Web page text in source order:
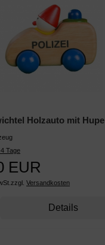
Holzauto mit Hupe
Tage
EUR
zzgl.Versandkosten
Details